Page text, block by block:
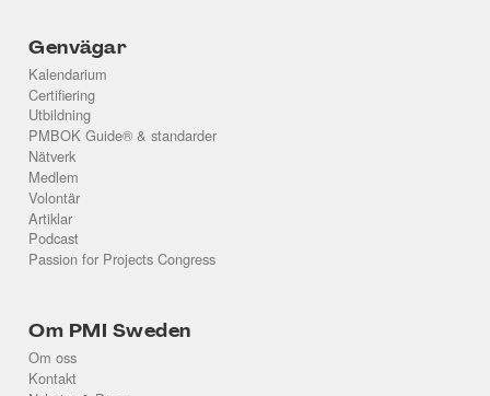
Genvägar
Kalendarium
Certifiering
Utbildning
PMBOK Guide® & standarder
Nätverk
Medlem
Volontär
Artiklar
Podcast
Passion for Projects Congress
Om PMI Sweden
Om oss
Kontakt